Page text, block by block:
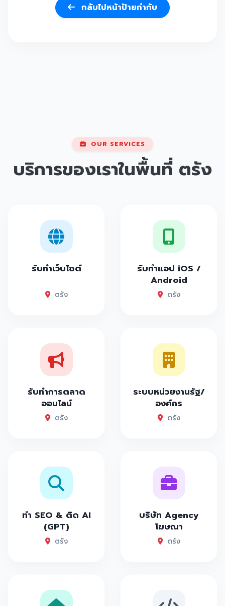
กลับไปหน้าป้ายกำกับ
OUR SERVICES
บริการของเราในพื้นที่ ตรัง
รับทำเว็บไซต์
ตรัง
รับทำแอป iOS /
Android
ตรัง
รับทำการตลาด
ออนไลน์
ตรัง
ระบบหน่วยงานรัฐ/
องค์กร
ตรัง
ทำ SEO & ติด AI
(GPT)
ตรัง
บริษัท Agency
โฆษณา
ตรัง